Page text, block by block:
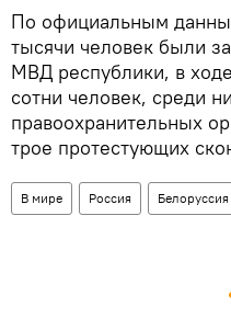
По официальным
тысячи человек были
МВД республики, в
сотни человек, среди
правоохранительных
трое протестующих
В мире Россия Белоруссия